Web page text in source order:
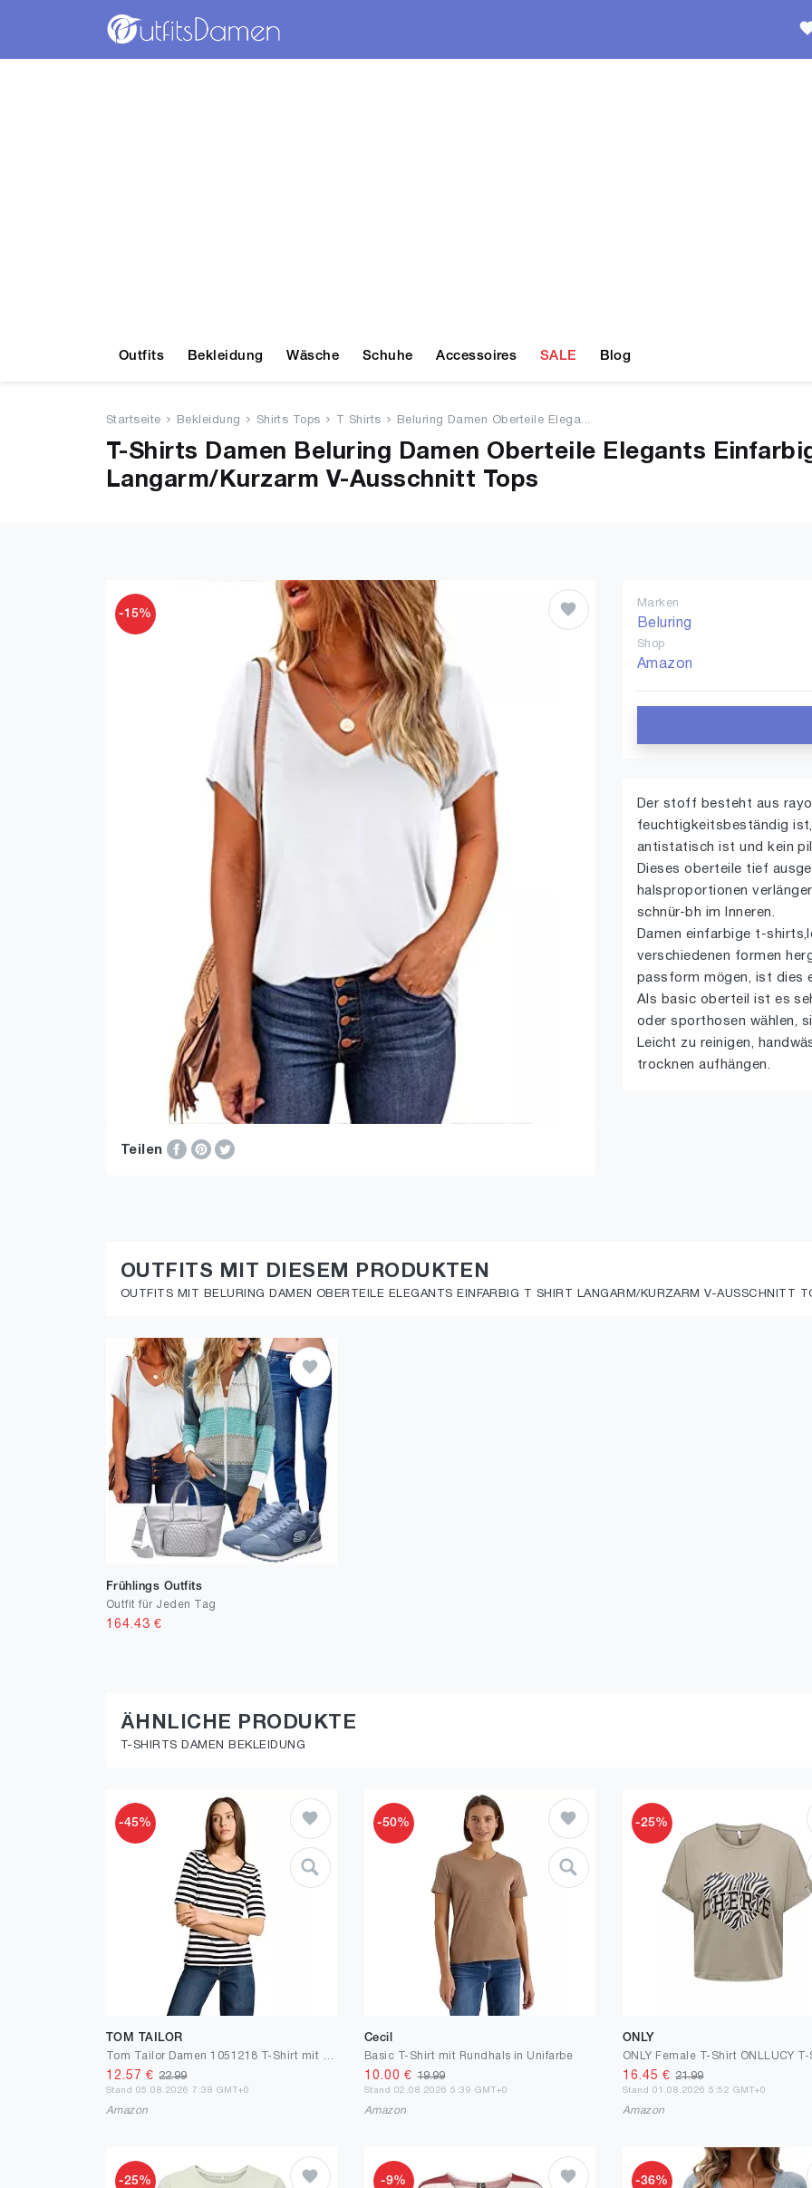
Outfits Bekleidung Wäsche Schuhe Accessoires SALE Blog
Startseite Bekleidung Shirts Tops T Shirts Beluring Damen Oberteile Elega...
T-Shirts Damen Beluring Damen Oberteile Elegants
Langarm/Kurzarm V-Ausschnitt Tops
-15%
Teilen
Marken
Beluring
Shop
Amazon
Der stoff besteht aus
feuchtigkeitsbeständig
antistatisch ist und kein
Dieses oberteile tief
halsproportionen
schnür-bh im Inneren.
Damen einfarbige t-
verschiedenen formen
passform mögen, ist dies
Als basic oberteil ist es
oder sporthosen wählen,
Leicht zu reinigen,
trocknen aufhängen.
OUTFITS MIT DIESEM PRODUKTEN
OUTFITS MIT BELURING DAMEN OBERTEILE ELEGANTS EINFARBIG T SHIRT LANGARM/KURZARM V-AUSSCHNITT
Frühlings Outfits
Outfit für Jeden Tag
164.43 €
ÄHNLICHE PRODUKTE
T-SHIRTS DAMEN BEKLEIDUNG
-45%
TOM TAILOR
12.57 €22.99
Stand 05.08.2026 7:38 GMT+0
Amazon
-50%
Cecil
Basic T-Shirt mit Rundhals in Unifarbe
10.00 €19.99
Stand 02.08.2026 5:39 GMT+0
Amazon
-25%
ONLY
16.45 €21.99
Stand 01.08.2026 5:52 GMT+0
Amazon
-25% -9% -36%